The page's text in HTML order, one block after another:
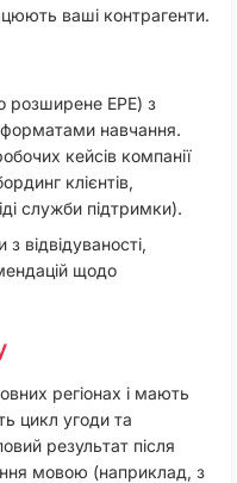
ваші контрагенти.
розширене EPE) з
навчання.​
кейсів компанії
клієнтів,
служби підтримки).​
відвідуваності,
щодо
регіонах і мають
цикл угоди та
результат після
мовою (наприклад, з